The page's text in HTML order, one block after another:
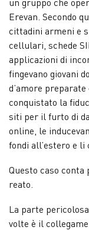
Erevan. Secondo
cittadini armeni e
cellulari, schede
applicazioni di
fingevano giovani
d’amore
conquistato la
siti per il furto di
online, le
fondi all’estero e
Questo caso
reato.
La parte
volte è il